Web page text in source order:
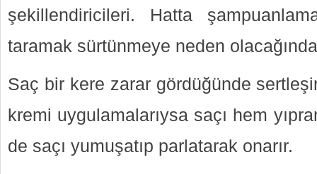
şekillendiricileri. Hatta
taramak sürtünmeye neden
Saç bir kere zarar gördüğünde
kremi uygulamalarıysa saçı hem
de saçı yumuşatıp parlatarak onarır.